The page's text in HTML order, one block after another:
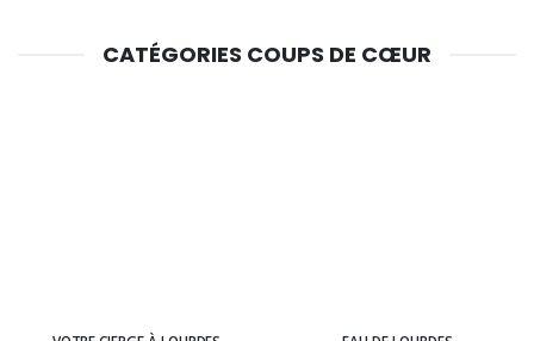
CATÉGORIES COUPS DE CŒUR